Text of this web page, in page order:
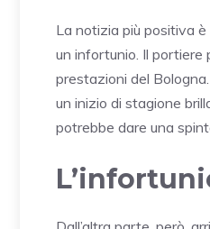
La notizia più positiva è
un infortunio. Il portiere
prestazioni del
un inizio di stagione
potrebbe dare una